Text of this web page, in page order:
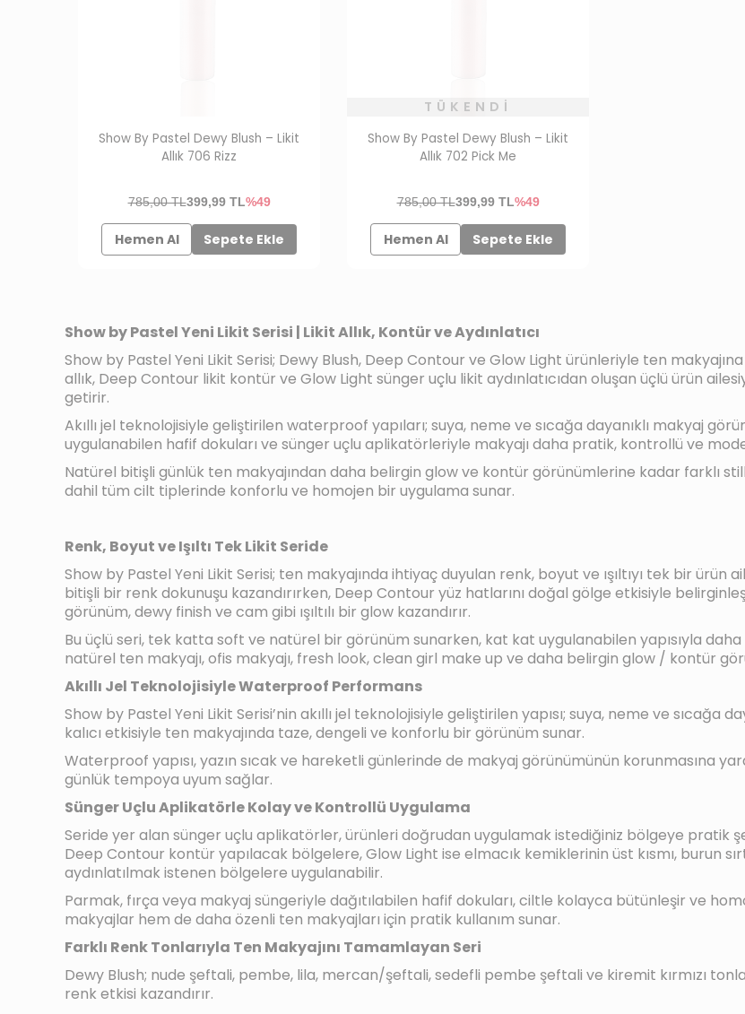
Show By Pastel Dewy Blush – Likit
Allık 706 Rizz
785,00 TL399,99TL%49
Hemen Al Sepete Ekle
TÜKENDI
Show By Pastel Dewy Blush – Likit
Allık 702 Pick Me
785,00 TL399,99TL%49
Hemen Al Sepete Ekle
Show by Pastel Yeni Likit Serisi | Likit Allık, Kontür ve Aydınlatıcı
Show by Pastel Yeni Likit Serisi; Dewy Blush, Deep Contour ve Glow Light ürünleriyle ten
allık, Deep Contour likit kontür ve Glow Light sünger uçlu likit aydınlatıcıdan oluşan üçlü ürün
getirir.
Akıllı jel teknolojisiyle geliştirilen waterproof yapıları; suya, neme ve sıcağa dayanıklı makyaj
uygulanabilen hafif dokuları ve sünger uçlu aplikatörleriyle makyajı daha pratik, kontrollü ve
Natürel bitişli günlük ten makyajından daha belirgin glow ve kontür görünümlerine kadar farklı
dahil tüm cilt tiplerinde konforlu ve homojen bir uygulama sunar.
Renk, Boyut ve Işıltı Tek Likit Seride
Show by Pastel Yeni Likit Serisi; ten makyajında ihtiyaç duyulan renk, boyut ve ışıltıyı tek bir
bitişli bir renk dokunuşu kazandırırken, Deep Contour yüz hatlarını doğal gölge etkisiyle
görünüm, dewy finish ve cam gibi ışıltılı bir glow kazandırır.
Bu üçlü seri, tek katta soft ve natürel bir görünüm sunarken, kat kat uygulanabilen yapısıyla
natürel ten makyajı, ofis makyajı, fresh look, clean girl make up ve daha belirgin glow / kontür
Akıllı Jel Teknolojisiyle Waterproof Performans
Show by Pastel Yeni Likit Serisi’nin akıllı jel teknolojisiyle geliştirilen yapısı; suya, neme ve
kalıcı etkisiyle ten makyajında taze, dengeli ve konforlu bir görünüm sunar.
Waterproof yapısı, yazın sıcak ve hareketli günlerinde de makyaj görünümünün korunmasına
günlük tempoya uyum sağlar.
Sünger Uçlu Aplikatörle Kolay ve Kontrollü Uygulama
Seride yer alan sünger uçlu aplikatörler, ürünleri doğrudan uygulamak istediğiniz bölgeye pratik
Deep Contour kontür yapılacak bölgelere, Glow Light ise elmacık kemiklerinin üst kısmı, burun
aydınlatılmak istenen bölgelere uygulanabilir.
Parmak, fırça veya makyaj süngeriyle dağıtılabilen hafif dokuları, ciltle kolayca bütünleşir ve
makyajlar hem de daha özenli ten makyajları için pratik kullanım sunar.
Farklı Renk Tonlarıyla Ten Makyajını Tamamlayan Seri
Dewy Blush; nude şeftali, pembe, lila, mercan/şeftali, sedefli pembe şeftali ve kiremit kırmızı
renk etkisi kazandırır.